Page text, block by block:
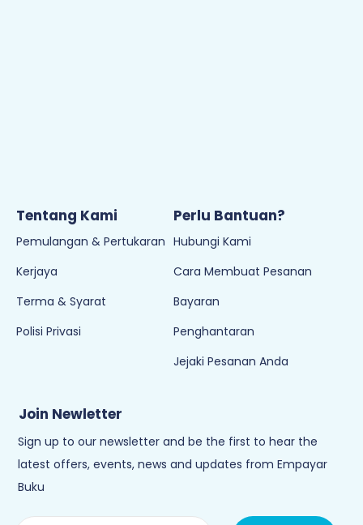
Tentang Kami
Pemulangan & Pertukaran
Kerjaya
Terma & Syarat
Polisi Privasi
Perlu Bantuan?
Hubungi Kami
Cara Membuat Pesanan
Bayaran
Penghantaran
Jejaki Pesanan Anda
Join Newletter
Sign up to our newsletter and be the first to hear the
latest offers, events, news and updates from Empayar
Buku